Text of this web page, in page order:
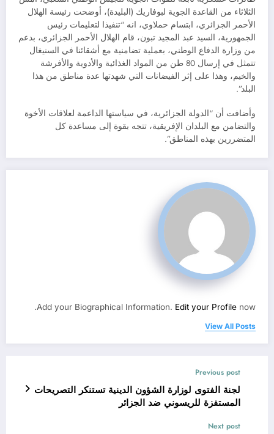
الثلاثاء من القاعدة الجوية لبوفاريك (البليدة)، أوضحت رئيسة الهلال
الأحمر الجزائري، ابتسام حملاوي، انه “تنفيذا لتعليمات رئيس
الجمهورية، السيد عبد المجيد تبون، قام الهلال الأحمر الجزائري، بدعم
من وزارة الدفاع الوطني، بعملية تضامنية مع أشقائنا في السنيغال
تتمثل في إرسال 80 طن من المواد الغذائية والأدوية والأفرشة
والخيم، وهذا على إثر الفيضانات التي شهدتها عدة مناطق من هذا
البلد”.
وأضافت أن “الدولة الجزائرية، في سياستها الداعمة لعلاقات الأخوة
والتضامن مع البلدان الإفريقية، تتجه بقوة إلى مساعدة كل
المتضررين بهذه المناطق”.
Add your Biographical Information. Edit your Profile now.
View All Posts
Previous post
لجنة الفتوى لوزارة الشؤون الدينية تستنكر التصريحات
المستفزة للريسوني ضد الجزائر
Next post